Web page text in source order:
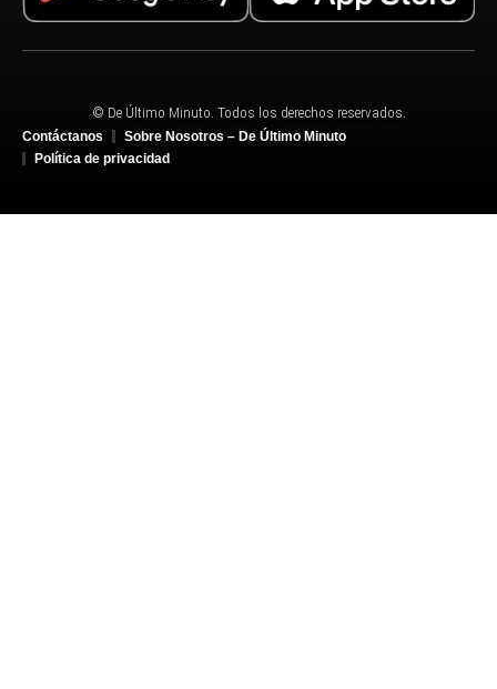
© De Último Minuto. Todos los derechos reservados.
Contáctanos
Sobre Nosotros – De Último Minuto
Política de privacidad